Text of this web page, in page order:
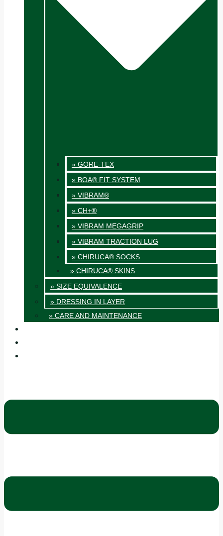
» GORE-TEX
» BOA® FIT SYSTEM
» VIBRAM®
» CH+®
» VIBRAM MEGAGRIP
» VIBRAM TRACTION LUG
» CHIRUCA® SOCKS
» CHIRUCA® SKINS
» SIZE EQUIVALENCE
» DRESSING IN LAYER
» CARE AND MAINTENANCE